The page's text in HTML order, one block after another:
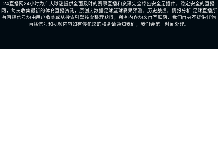
24直播网24小时为广大球迷提供全面及时的赛事直播和资讯完全绿色安全无插件，稳定安全的直播
网，每天收集最新的体育直播资讯，原创大数据足球篮球赛果预测，历史战绩，情报分析,足球直播所
有直播信号均由用户收集或从搜索引擎搜索整理获得，所有内容均来自互联网，我们自身不提供任何
直播信号和视频内容如有侵犯您的权益请通知我们，我们会第一时间处理。